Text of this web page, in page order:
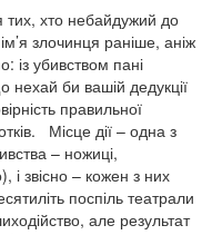
тих, хто небайдужий до
злочинця раніше, аніж
із убивством пані
нехай би вашій дедукції
правильної
Місце дії – одна з
– ножиці,
і звісно – кожен з них
поспіль театрали
але результат